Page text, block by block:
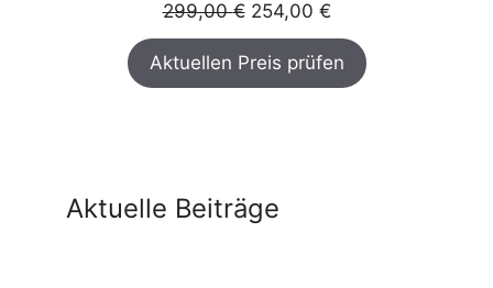
299,00€ Ursprünglicher
Preis
war:
299,00 €
254,00 €Aktueller
Preis
ist:
254,00 €.
Aktuellen Preis prüfen
Aktuelle Beiträge